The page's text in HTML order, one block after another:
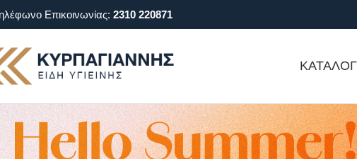
Επικοινωνίας: 2310 220871